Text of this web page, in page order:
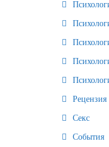
Рецензия
Секс
События